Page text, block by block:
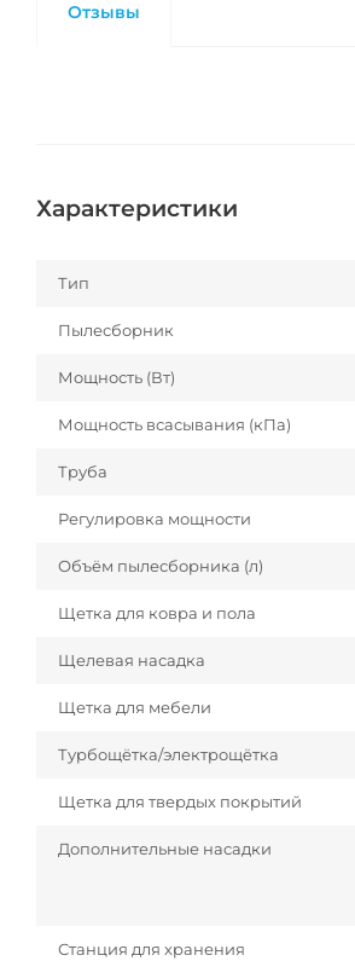
Отзывы
Характеристики
Тип
Пылесборник
Мощность (Вт)
Мощность всасывания (кПа)
Труба
Регулировка мощности
Объём пылесборника (л)
Щетка для ковра и пола
Щелевая насадка
Щетка для мебели
Турбощётка/электрощётка
Щетка для твердых покрытий
Дополнительные насадки
Станция для хранения